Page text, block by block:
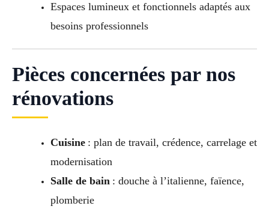
Espaces lumineux et fonctionnels adaptés aux
besoins professionnels
Pièces concernées par nos
rénovations
Cuisine: plan de travail, crédence, carrelage et
modernisation
Salle de bain : douche à l’italienne, faïence,
plomberie